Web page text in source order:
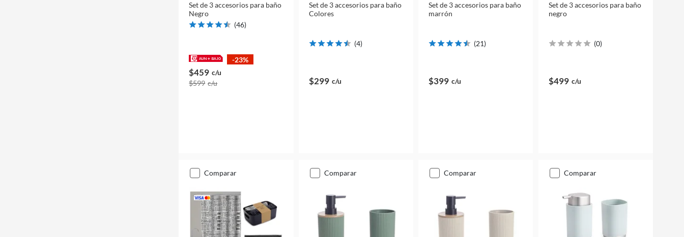
Set de 3 accesorios para baño
Negro
(46)
-23%
$459 c/u
$599 c/u
Set de 3 accesorios para baño
Colores
(4)
$299 c/u
Set de 3 accesorios para baño
marrón
(21)
$399 c/u
Set de 3 accesorios para baño
negro
(0)
$499 c/u
comparar comparar comparar comparar